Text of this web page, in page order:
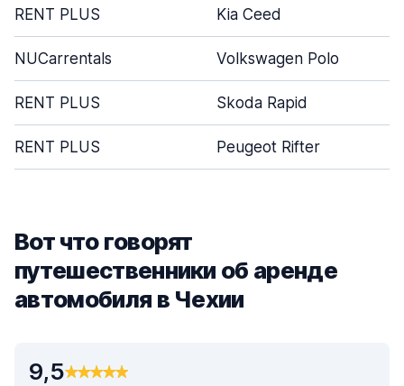
RENT PLUS Kia Ceed
NUCarrentals Volkswagen Polo
RENT PLUS Skoda Rapid
RENT PLUS Peugeot Rifter
Вот что говорят
путешественники об аренде
автомобиля в Чехии
9,5